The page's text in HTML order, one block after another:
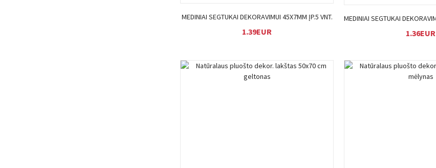
MEDINIAI SEGTUKAI DEKORAVIMUI 45X7MM ĮP.5 VNT.
1.39EUR 1.36EUR